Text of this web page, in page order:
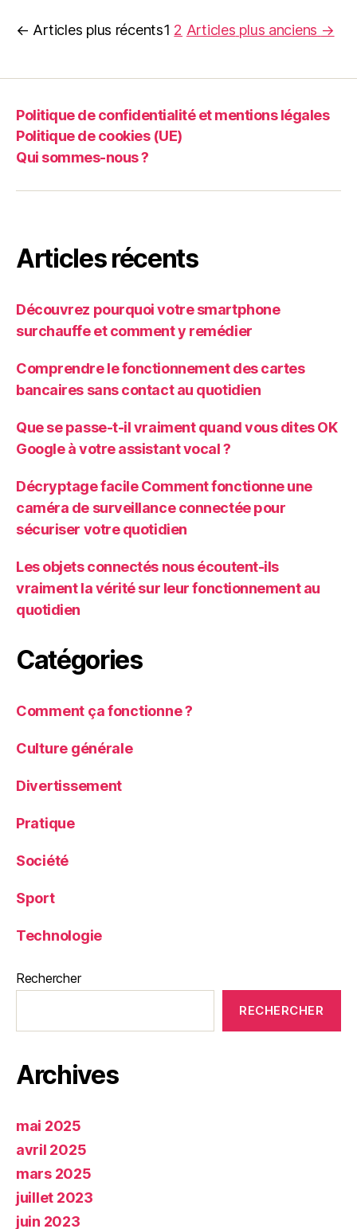
Pagination
← Articles plus récents1 2 Articles plus anciens →
Politique de confidentialité et mentions légales
Politique de cookies (UE)
Qui sommes-nous ?
Articles récents
Découvrez pourquoi votre smartphone
surchauffe et comment y remédier
Comprendre le fonctionnement des cartes
bancaires sans contact au quotidien
Que se passe-t-il vraiment quand vous dites OK
Google à votre assistant vocal ?
Décryptage facile Comment fonctionne une
caméra de surveillance connectée pour
sécuriser votre quotidien
Les objets connectés nous écoutent-ils
vraiment la vérité sur leur fonctionnement au
quotidien
Catégories
Comment ça fonctionne ?
Culture générale
Divertissement
Pratique
Société
Sport
Technologie
Rechercher
RECHERCHER
Archives
mai 2025
avril 2025
mars 2025
juillet 2023
juin 2023